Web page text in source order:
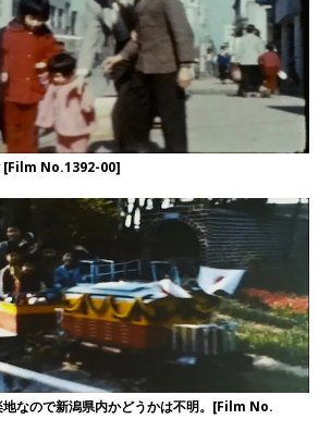
[Film No.1392-00]
地なので新潟県内かどうかは不明。[Film No.